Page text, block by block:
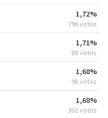
1,72%
796 votos
1,71%
88 votos
1,68%
98 votos
1,68%
302 votos